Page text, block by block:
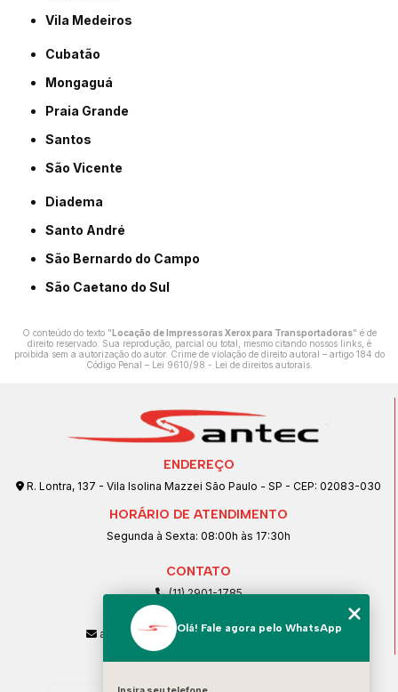
Vila Medeiros
Cubatão
Mongaguá
Praia Grande
Santos
São Vicente
Diadema
Santo André
São Bernardo do Campo
São Caetano do Sul
O conteúdo do texto "Locação de Impressoras Xerox para Transportadoras" é de
direito reservado. Sua reprodução, parcial ou total, mesmo citando nossos links, é
proibida sem a autorização do autor. Crime de violação de direito autoral – artigo 184 do
Código Penal – Lei 9610/98 - Lei de direitos autorais.
ENDEREÇO
R. Lontra, 137 - Vila Isolina Mazzei São Paulo - SP - CEP: 02083-030
HORÁRIO DE ATENDIMENTO
Segunda à Sexta: 08:00h às 17:30h
CONTATO
(11) 2901-1785
(11) 99239-1832
atendimento@santeccopiadoras.com.br
Olá! Fale agora pelo WhatsApp